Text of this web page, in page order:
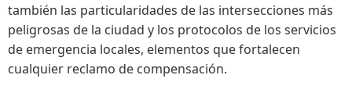
también las particularidades de las intersecciones más
peligrosas de la ciudad y los protocolos de los servicios
de emergencia locales, elementos que fortalecen
cualquier reclamo de compensación.